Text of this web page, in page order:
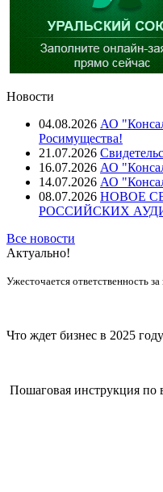
Новости
04.08.2026 АО
Росимущества!
21.07.2026
16.07.2026 АО
14.07.2026 АО
08.07.2026 НОВОЕ
РОССИЙСКИХ
Все новости
Актуально!
Ужесточается ответственность
Что ждет бизнес в 2025
Пошаговая инструкция по